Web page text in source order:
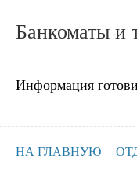
Банкоматы и
Информация
НА ГЛАВНУЮ